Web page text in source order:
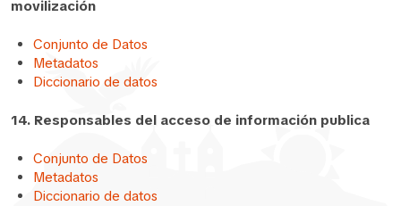
movilización
Conjunto de Datos
Metadatos
Diccionario de datos
14. Responsables del acceso de información publica
Conjunto de Datos
Metadatos
Diccionario de datos